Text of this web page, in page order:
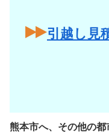
引越し見
熊本市へ、その他の